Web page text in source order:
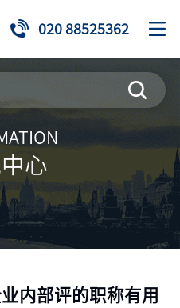
020 88525362
心
内部评的职称有用